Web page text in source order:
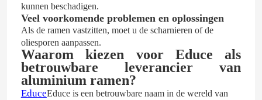
kunnen beschadigen.
Veel voorkomende problemen en oplossingen
Als de ramen vastzitten, moet u de scharnieren of de
oliesporen aanpassen.
Waarom kiezen voor Educe als
betrouwbare leverancier van
aluminium ramen?
EduceEduce is een betrouwbare naam in de wereld van